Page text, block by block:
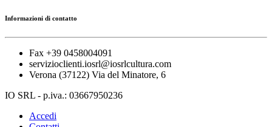
Informazioni di contatto
Fax +39 0458004091
servizioclienti.iosrl@iosrlcultura.com
Verona (37122) Via del Minatore, 6
IO SRL - p.iva.: 03667950236
Accedi